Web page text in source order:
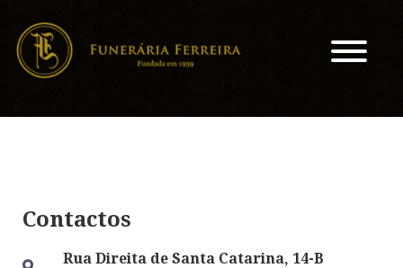
Contactos
Rua Direita de Santa Catarina, 14-B